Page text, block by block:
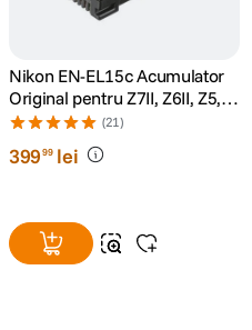
Nikon EN-EL15c Acumulator
Original pentru Z7II, Z6II, Z5,
Z6, Z7, D850, D780
(21)
39999 lei